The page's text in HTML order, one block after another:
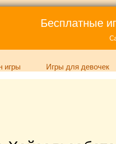
Бесплатные
игры Игры для девочек